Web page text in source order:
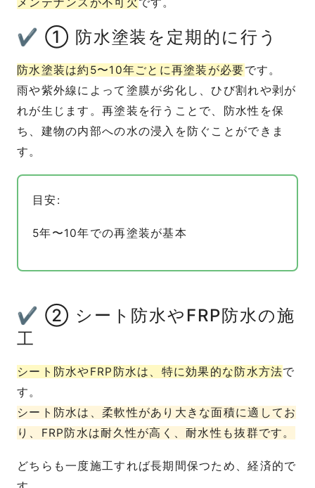
✔ ① 防水塗装を定期的に行う
防水塗装は約5〜10年ごとに再塗装が必要です。
雨や紫外線によって塗膜が劣化し、ひび割れや剥が
れが生じます。再塗装を行うことで、防水性を保
ち、建物の内部への水の浸入を防ぐことができま
す。
目安:
5年〜10年での再塗装が基本
✔ ② シート防水やFRP防水の施
工
シート防水やFRP防水は、特に効果的な防水方法で
す。
シート防水は、柔軟性があり大きな面積に適してお
り、FRP防水は耐久性が高く、耐水性も抜群です。
どちらも一度施工すれば長期間保つため、経済的で